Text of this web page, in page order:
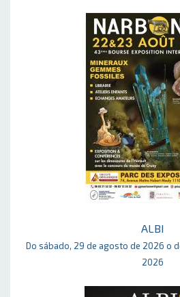
ALBI
Do sábado, 29 de agosto de 2026 o
2026